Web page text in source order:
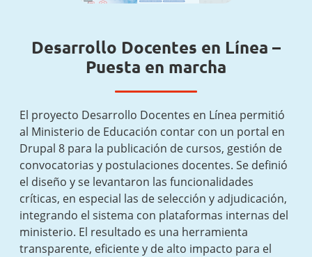
Desarrollo Docentes en Línea –
Puesta en marcha
El proyecto Desarrollo Docentes en Línea permitió
al Ministerio de Educación contar con un portal en
Drupal 8 para la publicación de cursos, gestión de
convocatorias y postulaciones docentes. Se definió
el diseño y se levantaron las funcionalidades
críticas, en especial las de selección y adjudicación,
integrando el sistema con plataformas internas del
ministerio. El resultado es una herramienta
transparente, eficiente y de alto impacto para el